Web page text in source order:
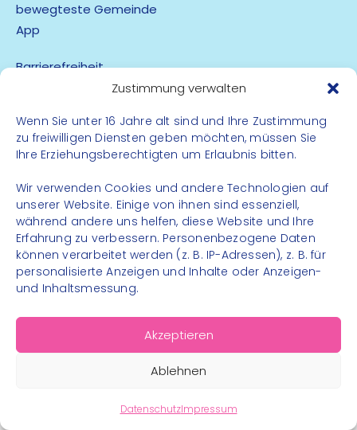
Zustimmung verwalten
Wenn Sie unter 16 Jahre alt sind und Ihre Zustimmung
zu freiwilligen Diensten geben möchten, müssen Sie
Ihre Erziehungsberechtigten um Erlaubnis bitten.
Wir verwenden Cookies und andere Technologien auf
unserer Website. Einige von ihnen sind essenziell,
während andere uns helfen, diese Website und Ihre
Erfahrung zu verbessern. Personenbezogene Daten
können verarbeitet werden (z. B. IP-Adressen), z. B. für
personalisierte Anzeigen und Inhalte oder Anzeigen-
und Inhaltsmessung.
Akzeptieren
Ablehnen
DatenschutzImpressum
bewegteste Gemeinde
App
Barrierefreiheit
Kontakt
Instagram
Facebook
© 2026 – Bewegungsland Steiermark gGmbH - Alle